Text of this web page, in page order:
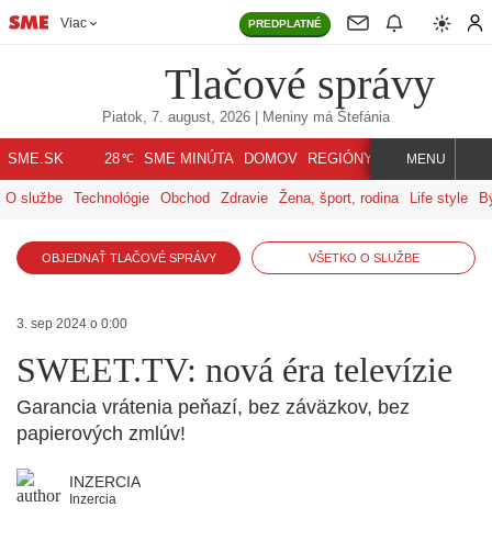
Viac PREDPLATNÉ
Tlačové správy
Piatok, 7. august, 2026 | Meniny má Štefánia
SME.SK 28℃ SME MINÚTA DOMOV REGIÓNY INDEX SVET
MENU
O službe Technológie Obchod Zdravie Žena, šport, rodina Life style
OBJEDNAŤ TLAČOVÉ SPRÁVY VŠETKO O SLUŽBE
3. sep 2024 o 0:00
SWEET.TV: nová éra televízie
Garancia vrátenia peňazí, bez záväzkov, bez
papierových zmlúv!
INZERCIA
Inzercia